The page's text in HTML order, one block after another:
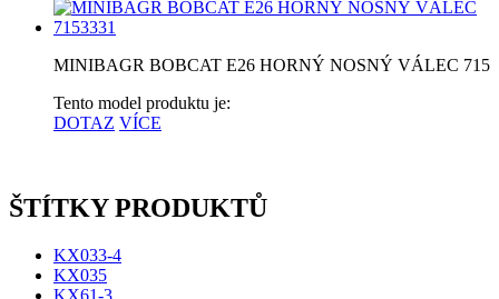
MINIBAGR BOBCAT E26 HORNÝ NOSNÝ VÁLEC
Tento model produktu je:
DOTAZ VÍCE
ŠTÍTKY PRODUKTŮ
KX033-4
KX035